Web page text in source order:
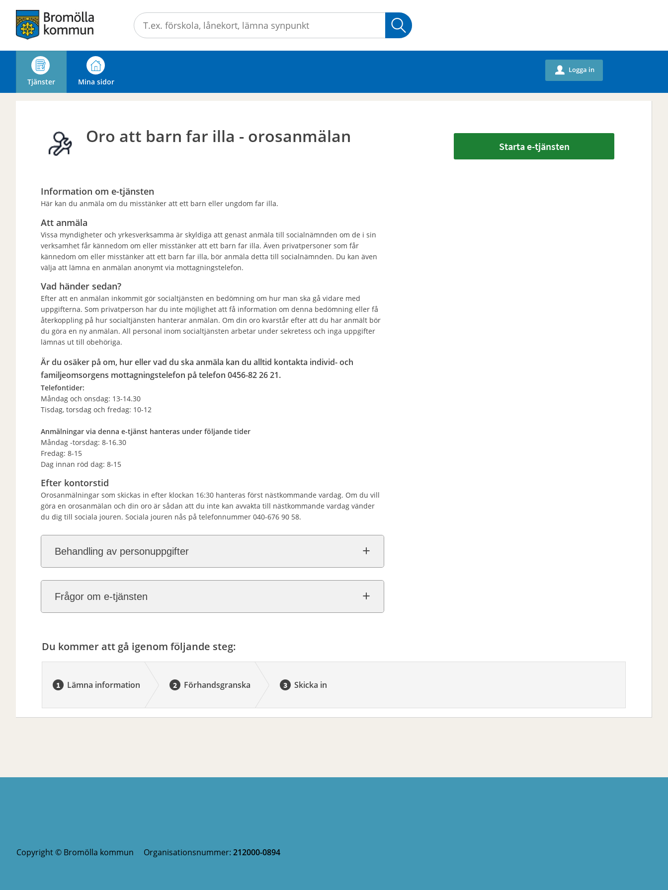
självservice
-
Bromölla
kommun
Tjänster Mina sidor
u Logga in
Oro att barn far illa - orosanmälan
Information om e-tjänsten
Här kan du anmäla om du misstänker att ett barn eller ungdom far illa.
Att anmäla
Vissa myndigheter och yrkesverksamma är skyldiga att genast anmäla till socialnämnden om de i sin
verksamhet får kännedom om eller misstänker att ett barn far illa. Även privatpersoner som får
kännedom om eller misstänker att ett barn far illa, bör anmäla detta till socialnämnden. Du kan även
välja att lämna en anmälan anonymt via mottagningstelefon.
Vad händer sedan?
Efter att en anmälan inkommit gör socialtjänsten en bedömning om hur man ska gå vidare med
uppgifterna. Som privatperson har du inte möjlighet att få information om denna bedömning eller få
återkoppling på hur socialtjänsten hanterar anmälan. Om din oro kvarstår efter att du har anmält bör
du göra en ny anmälan. All personal inom socialtjänsten arbetar under sekretess och inga uppgifter
lämnas ut till obehöriga.
Är du osäker på om, hur eller vad du ska anmäla kan du alltid kontakta individ- och
familjeomsorgens mottagningstelefon på telefon 0456-82 26 21.
Telefontider:
Måndag och onsdag: 13-14.30
Tisdag, torsdag och fredag: 10-12
Anmälningar via denna e-tjänst hanteras under följande tider
Måndag -torsdag: 8-16.30
Fredag: 8-15
Dag innan röd dag: 8-15
Efter kontorstid
Orosanmälningar som skickas in efter klockan 16:30 hanteras först nästkommande vardag. Om du vill
göra en orosanmälan och din oro är sådan att du inte kan avvakta till nästkommande vardag vänder
du dig till sociala jouren. Sociala jouren nås på telefonnummer 040-676 90 58.
Behandling av personuppgifter
Frågor om e-tjänsten
Starta e-tjänsten
Du kommer att gå igenom följande steg:
Lämna information Förhandsgranska Skicka in
Copyright © Bromölla kommun Organisationsnummer: 212000-0894